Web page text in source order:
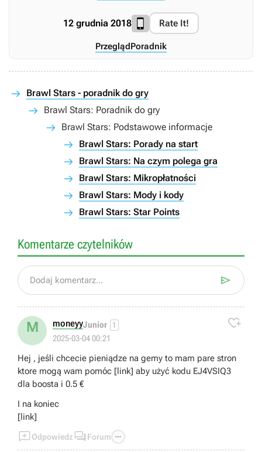
12 grudnia 2018 Rate It!
PrzeglądPoradnik
Brawl Stars - poradnik do gry
Brawl Stars: Poradnik do gry
Brawl Stars: Podstawowe informacje
Brawl Stars: Porady na start
Brawl Stars: Na czym polega gra
Brawl Stars: Mikropłatności
Brawl Stars: Mody i kody
Brawl Stars: Star Points
Komentarze czytelników
Dodaj komentarz... 
M moneyyJunior 1
2025-03-04 00:21

Hej , jeśli chcecie pieniądze na gemy to mam pare stron
ktore mogą wam pomóc [link] aby użyć kodu EJ4VSIQ3
dla boosta i 0.5 €
I na koniec
[link]
Odpowiedz  Forum 